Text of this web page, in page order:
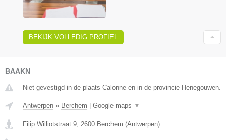
BEKIJK VOLLEDIG PROFIEL
BAAKN
Niet gevestigd in de plaats Calonne en in de provincie Henegouwen.
Antwerpen » Berchem Google maps ▼
Filip Williotstraat 9 2600 Berchem (Antwerpen)